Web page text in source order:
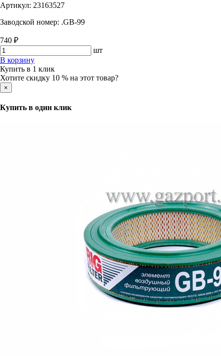
Артикул: 23163527
Заводской номер: .GB-99
740 ₽
шт
В корзину
Купить в 1 клик
Хотите скидку 10 % на этот товар?
×
Купить в один клик